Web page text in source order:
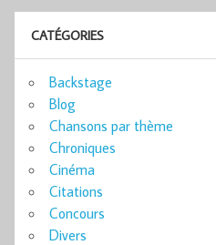
CATÉGORIES
Backstage
Blog
Chansons par thème
Chroniques
Cinéma
Citations
Concours
Divers